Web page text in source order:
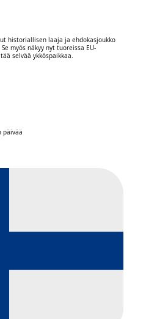
historiallisen laaja ja ehdokasjoukko
myös näkyy nyt tuoreissa EU-
selvää ykköspaikkaa.
päivää